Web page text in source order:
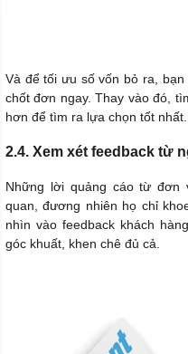
Và để tối ưu số vốn bỏ ra,
chốt đơn ngay. Thay vào đó,
hơn để tìm ra lựa chọn tốt nhất.
2.4. Xem xét feedback từ
Những lời quảng cáo từ đơn
quan, đương nhiên họ chỉ
nhìn vào feedback khách
góc khuất, khen chê đủ cả.